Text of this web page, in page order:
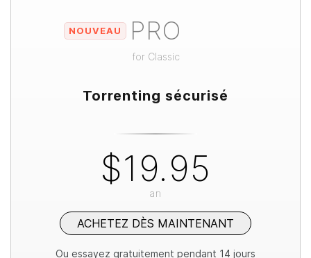
NOUVEAU PRO
for Classic
Torrenting sécurisé
$19.95
an
ACHETEZ DÈS MAINTENANT
Ou essayez gratuitement pendant 14 jours